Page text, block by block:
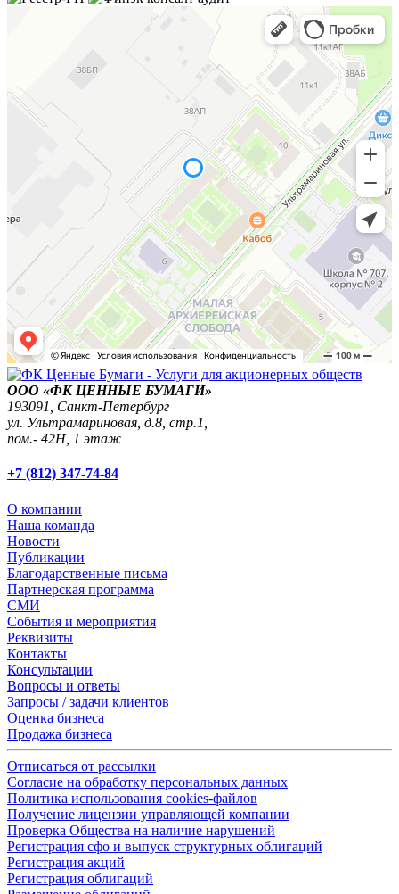
ООО «ФК ЦЕННЫЕ БУМАГИ»
193091, Санкт-Петербург
ул. Ультрамариновая, д.8, стр.1,
пом.- 42Н, 1 этаж
+7 (812) 347-74-84
О компании
Наша команда
Новости
Публикации
Благодарственные письма
Партнерская программа
СМИ
События и мероприятия
Реквизиты
Контакты
Консультации
Вопросы и ответы
Запросы / задачи клиентов
Оценка бизнеса
Продажа бизнеса
Отписаться от рассылки
Согласие на обработку персональных данных
Политика использования cookies-файлов
Получение лицензии управляющей компании
Проверка Общества на наличие нарушений
Регистрация сфо и выпуск структурных облигаций
Регистрация акций
Регистрация облигаций